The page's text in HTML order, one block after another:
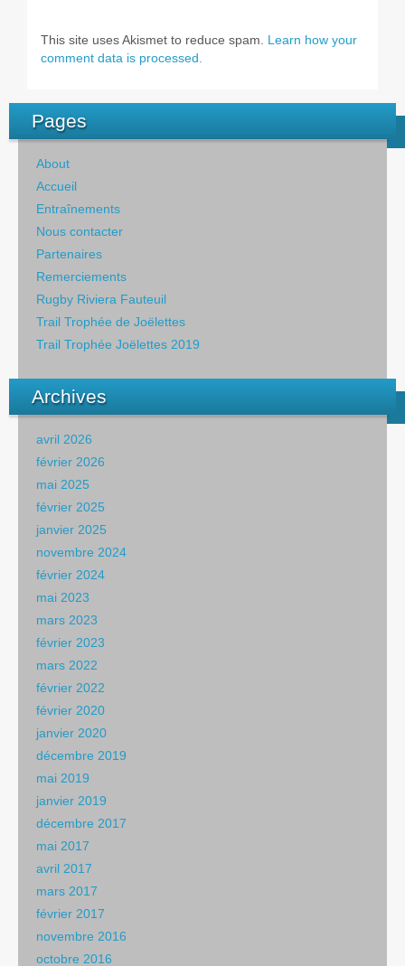
This site uses Akismet to reduce spam. Learn how your
comment data is processed.
Pages
About
Accueil
Entraînements
Nous contacter
Partenaires
Remerciements
Rugby Riviera Fauteuil
Trail Trophée de Joëlettes
Trail Trophée Joëlettes 2019
Archives
avril 2026
février 2026
mai 2025
février 2025
janvier 2025
novembre 2024
février 2024
mai 2023
mars 2023
février 2023
mars 2022
février 2022
février 2020
janvier 2020
décembre 2019
mai 2019
janvier 2019
décembre 2017
mai 2017
avril 2017
mars 2017
février 2017
novembre 2016
octobre 2016